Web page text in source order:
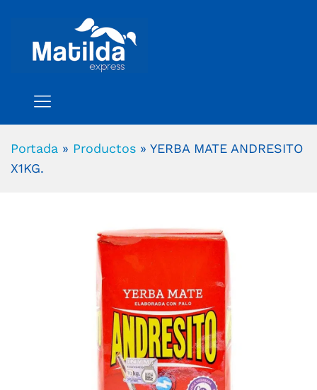
Portada » Productos » YERBA MATE ANDRESITO
X1KG.